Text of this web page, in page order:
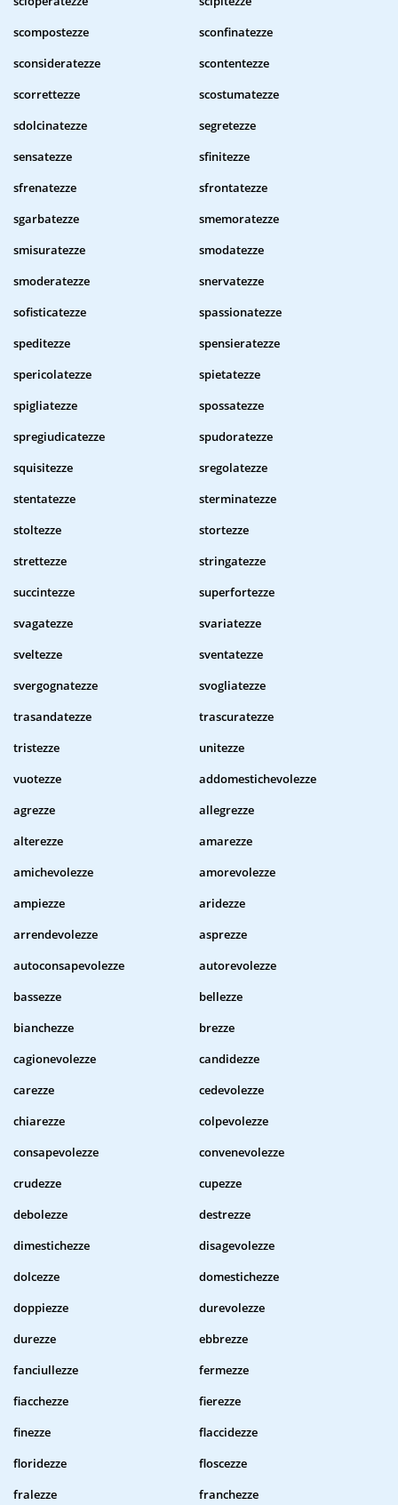
scompostezze
sconfinatezze
sconsideratezze
scontentezze
scorrettezze
scostumatezze
sdolcinatezze
segretezze
sensatezze
sfinitezze
sfrenatezze
sfrontatezze
sgarbatezze
smemoratezze
smisuratezze
smodatezze
smoderatezze
snervatezze
sofisticatezze
spassionatezze
speditezze
spensieratezze
spericolatezze
spietatezze
spigliatezze
spossatezze
spregiudicatezze
spudoratezze
squisitezze
sregolatezze
stentatezze
sterminatezze
stoltezze
stortezze
strettezze
stringatezze
succintezze
superfortezze
svagatezze
svariatezze
sveltezze
sventatezze
svergognatezze
svogliatezze
trasandatezze
trascuratezze
tristezze
unitezze
vuotezze
addomestichevolezze
agrezze
allegrezze
alterezze
amarezze
amichevolezze
amorevolezze
ampiezze
aridezze
arrendevolezze
asprezze
autoconsapevolezze
autorevolezze
bassezze
bellezze
bianchezze
brezze
cagionevolezze
candidezze
carezze
cedevolezze
chiarezze
colpevolezze
consapevolezze
convenevolezze
crudezze
cupezze
debolezze
destrezze
dimestichezze
disagevolezze
dolcezze
domestichezze
doppiezze
durevolezze
durezze
ebbrezze
fanciullezze
fermezze
fiacchezze
fierezze
finezze
flaccidezze
floridezze
floscezze
fralezze
franchezze